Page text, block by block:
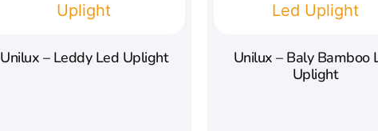
Unilux – Leddy Led Uplight
Unilux – Baly Bamboo
Uplight